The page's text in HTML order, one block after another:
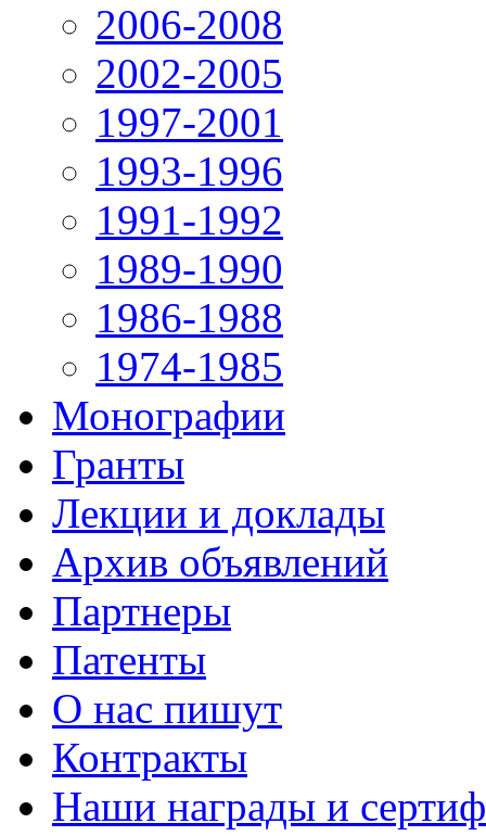
2006-2008
2002-2005
1997-2001
1993-1996
1991-1992
1989-1990
1986-1988
1974-1985
Монографии
Гранты
Лекции и доклады
Архив объявлений
Партнеры
Патенты
О нас пишут
Контракты
Наши награды и